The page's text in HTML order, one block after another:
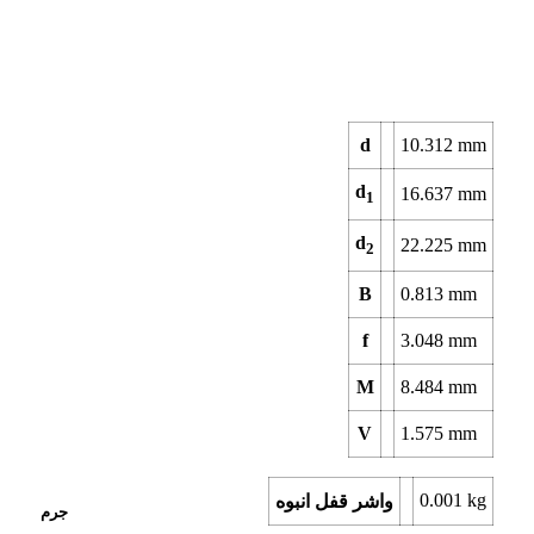
d 10.312mm
d1 16.637mm
d2 22.225mm
B 0.813mm
f 3.048mm
M 8.484mm
V 1.575mm
جرم
واشر قفل انبوه 0.001kg